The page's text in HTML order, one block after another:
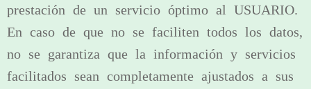
prestación de un servicio óptimo al USUARIO.
En caso de que no se faciliten todos los datos,
no se garantiza que la información y servicios
facilitados sean completamente ajustados a sus